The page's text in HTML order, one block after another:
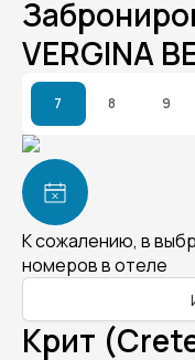
VERGINA
7 8 9
К сожалению, в
номеров в отеле
Крит